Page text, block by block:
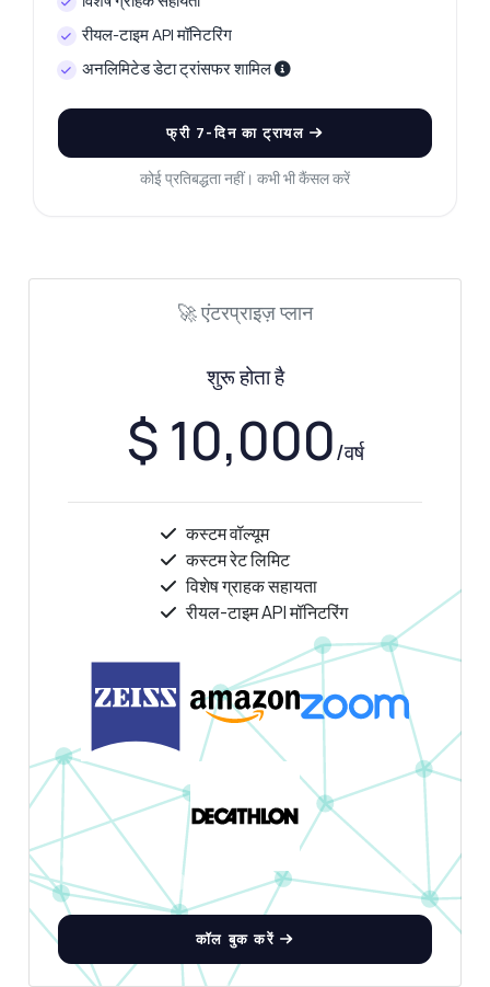
रीयल-टाइम API मॉनिटरिंग
अनलिमिटेड डेटा ट्रांसफर शामिल
फ्री 7-दिन का ट्रायल
कोई प्रतिबद्धता नहीं। कभी भी कैंसल करें
🚀 एंटरप्राइज़ प्लान
शुरू होता है
$ 10,000/वर्ष
कस्टम वॉल्यूम
कस्टम रेट लिमिट
विशेष ग्राहक सहायता
रीयल-टाइम API मॉनिटरिंग
कॉल बुक करें